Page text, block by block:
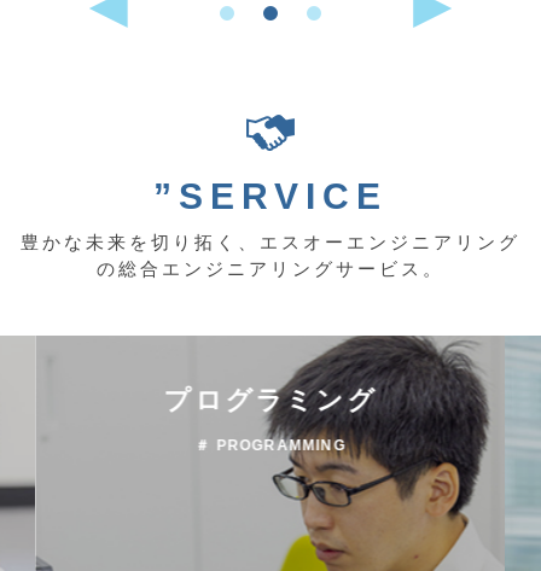
”SERVICE
豊かな未来を切り拓く、エスオーエンジニアリング
の総合エンジニアリングサービス。
プログラミング
＃ PROGRAMMING